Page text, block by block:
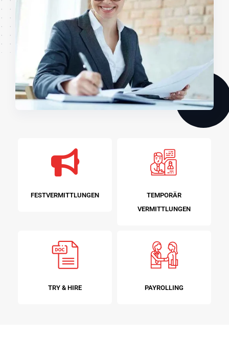
FESTVERMITTLUNGEN
TEMPORÄR
VERMITTLUNGEN
TRY & HIRE PAYROLLING